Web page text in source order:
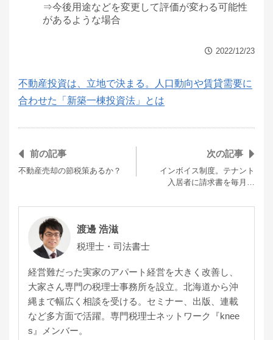
⇒今後用途などを変更して評価が変わる可能性
があるような場合
2022/12/23
不動産投資は、立地で決まる。人口動向や賃貸需要に
合わせた「新築一棟投資法」とは
前の記事
不動産売却の節税策あるか？
次の記事
インボイス制度。テナント
入居者に請求書を毎月…
渡邊 浩滋
税理士・司法書士
経営難だった実家のアパート経営を大きく改善し、
大家さん専門の税理士事務所を設立。北海道から沖
縄まで幅広く相談を受ける。セミナー、出版、連載
など多方面で活躍。専門税理士ネットワーク『knee
s』メンバー。